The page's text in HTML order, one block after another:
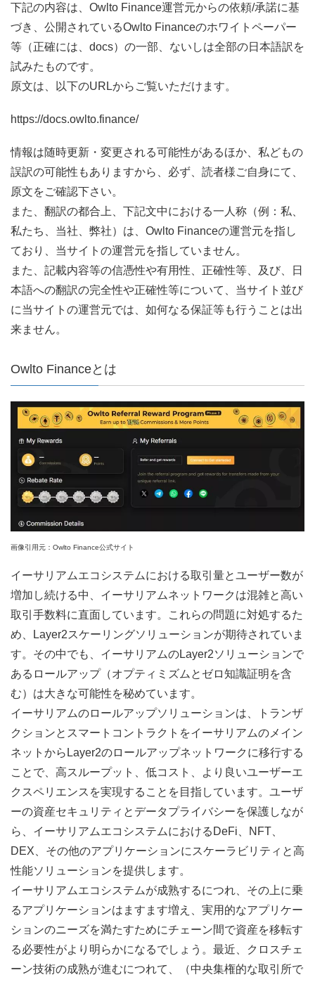
下記の内容は、Owlto Finance運営元からの依頼/承諾に基
づき、公開されているOwlto Financeのホワイトペーパー
等（正確には、docs）の一部、ないしは全部の日本語訳を
試みたものです。
原文は、以下のURLからご覧いただけます。
https://docs.owlto.finance/
情報は随時更新・変更される可能性があるほか、私どもの
誤訳の可能性もありますから、必ず、読者様ご自身にて、
原文をご確認下さい。
また、翻訳の都合上、下記文中における一人称（例：私、
私たち、当社、弊社）は、Owlto Financeの運営元を指し
ており、当サイトの運営元を指していません。
また、記載内容等の信憑性や有用性、正確性等、及び、日
本語への翻訳の完全性や正確性等について、当サイト並び
に当サイトの運営元では、如何なる保証等も行うことは出
来ません。
Owlto Financeとは
画像引用元：Owlto Finance公式サイト
イーサリアムエコシステムにおける取引量とユーザー数が
増加し続ける中、イーサリアムネットワークは混雑と高い
取引手数料に直面しています。これらの問題に対処するた
め、Layer2スケーリングソリューションが期待されていま
す。その中でも、イーサリアムのLayer2ソリューションで
あるロールアップ（オプティミズムとゼロ知識証明を含
む）は大きな可能性を秘めています。
イーサリアムのロールアップソリューションは、トランザ
クションとスマートコントラクトをイーサリアムのメイン
ネットからLayer2のロールアップネットワークに移行する
ことで、高スループット、低コスト、より良いユーザーエ
クスペリエンスを実現することを目指しています。ユーザ
ーの資産セキュリティとデータプライバシーを保護しなが
ら、イーサリアムエコシステムにおけるDeFi、NFT、
DEX、その他のアプリケーションにスケーラビリティと高
性能ソリューションを提供します。
イーサリアムエコシステムが成熟するにつれ、その上に乗
るアプリケーションはますます増え、実用的なアプリケー
ションのニーズを満たすためにチェーン間で資産を移転す
る必要性がより明らかになるでしょう。最近、クロスチェ
ーン技術の成熟が進むにつれて、（中央集権的な取引所で